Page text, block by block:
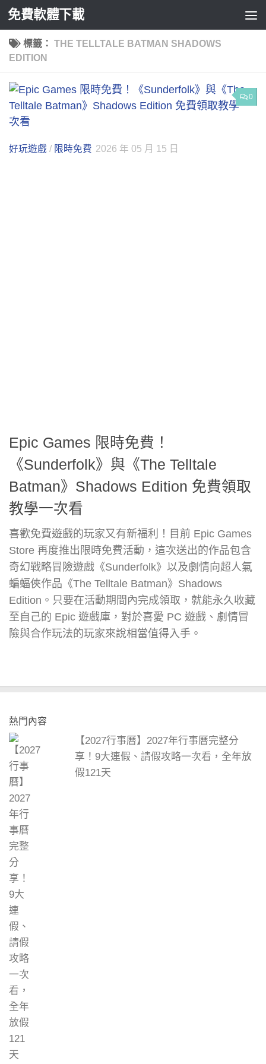
Skip to content
免費軟體下載
標籤： THE TELLTALE BATMAN SHADOWS
EDITION
0
好玩遊戲 / 限時免費 2026 年 05 月 15 日
Epic Games 限時免費！
《Sunderfolk》與《The Telltale
Batman》Shadows Edition 免費領取
教學一次看
喜歡免費遊戲的玩家又有新福利！目前 Epic Games
Store 再度推出限時免費活動，這次送出的作品包含
奇幻戰略冒險遊戲《Sunderfolk》以及劇情向超人氣
蝙蝠俠作品《The Telltale Batman》Shadows
Edition。只要在活動期間內完成領取，就能永久收藏
至自己的 Epic 遊戲庫，對於喜愛 PC 遊戲、劇情冒
險與合作玩法的玩家來說相當值得入手。
熱門內容
【2027行事曆】2027年行事曆完整分
享！9大連假、請假攻略一次看，全年放
假121天